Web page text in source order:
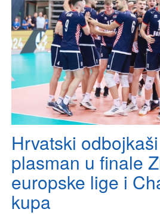
Hrvatski
plasman u finale
europske lige i
kupa